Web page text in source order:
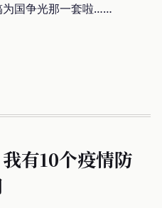
为国争光那一套啦……
有10个疫情防